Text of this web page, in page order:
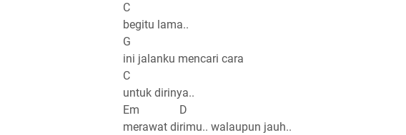
C
begitu lama..
G
ini jalanku mencari cara
C
untuk dirinya..
Em D
merawat dirimu.. walaupun jauh..